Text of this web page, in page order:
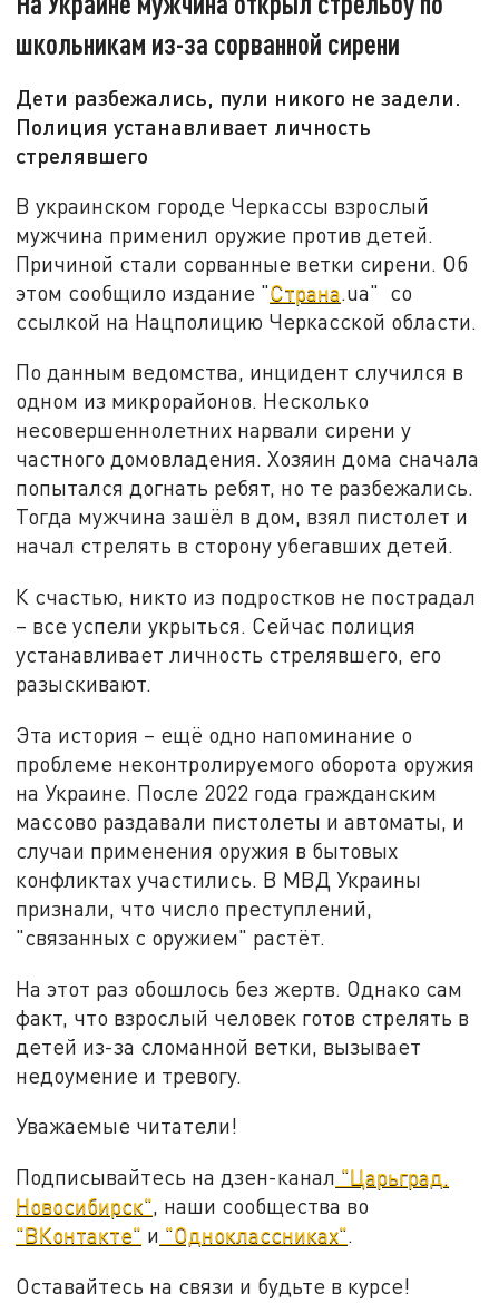
школьникам из-за сорванной сирени
Дети разбежались, пули никого не задели.
Полиция устанавливает личность
стрелявшего
В украинском городе Черкассы взрослый
мужчина применил оружие против детей.
Причиной стали сорванные ветки сирени. Об
этом сообщило издание "Страна.ua" со
ссылкой на Нацполицию Черкасской области.
По данным ведомства, инцидент случился в
одном из микрорайонов. Несколько
несовершеннолетних нарвали сирени у
частного домовладения. Хозяин дома сначала
попытался догнать ребят, но те разбежались.
Тогда мужчина зашёл в дом, взял пистолет и
начал стрелять в сторону убегавших детей.
К счастью, никто из подростков не пострадал
– все успели укрыться. Сейчас полиция
устанавливает личность стрелявшего, его
разыскивают.
Эта история – ещё одно напоминание о
проблеме неконтролируемого оборота оружия
на Украине. После 2022 года гражданским
массово раздавали пистолеты и автоматы, и
случаи применения оружия в бытовых
конфликтах участились. В МВД Украины
признали, что число преступлений,
"связанных с оружием" растёт.
На этот раз обошлось без жертв. Однако сам
факт, что взрослый человек готов стрелять в
детей из-за сломанной ветки, вызывает
недоумение и тревогу.
Уважаемые читатели!
Подписывайтесь на дзен-канал "Царьград.
Новосибирск", наши сообщества во
"ВКонтакте" и "Одноклассниках".
Оставайтесь на связи и будьте в курсе!